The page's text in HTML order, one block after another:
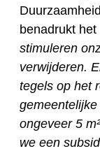
benadrukt
stimuleren
verwijderen.
tegels op het
ongeveer 5
we een